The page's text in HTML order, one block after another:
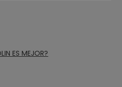
ES MEJOR?